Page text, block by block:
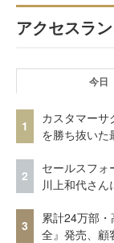
アクセスラ
今日
1
カスタマーサ
を勝ち抜いた
2
セールスフォ
川上和代さ
3
累計24万部
全』発売、顧